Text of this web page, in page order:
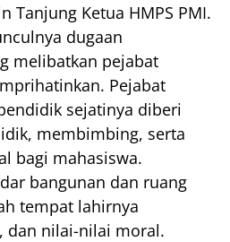
Tanjung Ketua HMPS PMI.
dugaan
melibatkan pejabat
Pejabat
sejatinya diberi
membimbing, serta
bagi mahasiswa.
bangunan dan ruang
tempat lahirnya
dan nilai-nilai moral.